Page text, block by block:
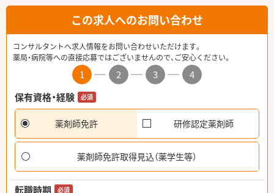
この求人へのお問い合わせ
コンサルタントへ求人情報をお問い合わせいただけます。
薬局・病院等への直接応募ではございませんので、ご安心ください。
1 2 3
4
保有資格・経験
必須
薬剤師免許 研修認定薬剤師
薬剤師免許取得見込（薬学生等）
転職時期 必須